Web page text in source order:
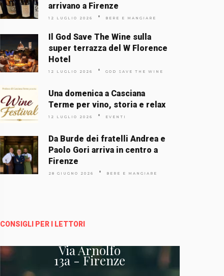
arrivano a Firenze
12 LUGLIO 2026 BERE E MANGIARE
Il God Save The Wine sulla
super terrazza del W Florence
Hotel
12 LUGLIO 2026 GOD SAVE THE WINE
Una domenica a Casciana
Terme per vino, storia e relax
12 LUGLIO 2026 EVENTI
Da Burde dei fratelli Andrea e
Paolo Gori arriva in centro a
Firenze
28 GIUGNO 2026 BERE E MANGIARE
CONSIGLI PER I LETTORI
Via Arnolfo
13a - Firenze